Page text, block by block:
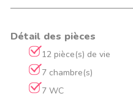
Détail des pièces
12 pièce(s) de vie
7 chambre(s)
7 WC